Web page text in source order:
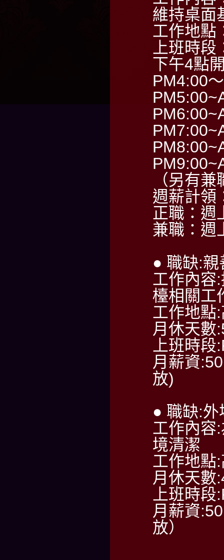
維持桌面
工作地點
上班時段
下午4點
PM4:00
（另有
週薪計領
正職：週
兼職：週
● 職缺:
工作內容
檯相關工
工作地點
月休天數
上班時
月薪資
放)
● 職缺:外
工作內容
境清潔
工作地點
月休天數
上班時
月薪資
放）